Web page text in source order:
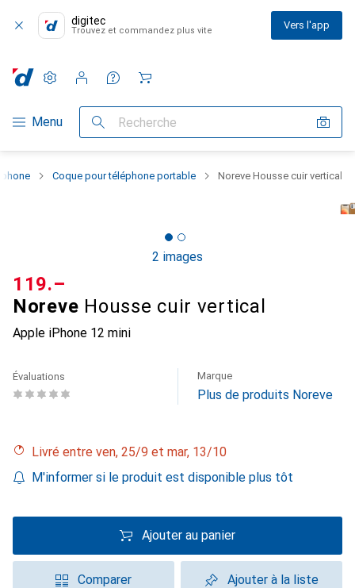
digitec
Trouvez et commandez plus vite Vers l'app
Navigation par catégorie
Menu Recherche
Paramètres
Compte client
Listes de comparaison
Listes d'envies
Panier
Coque pour téléphone portable Noreve Housse cuir vertical
2 images
Noreve Housse cuir vertical
Apple iPhone 12 mini
CHF
119.–
Évaluations Marque
Plus de produits Noreve
Livré entre ven, 25/9 et mar, 13/10
M'informer si le produit est disponible plus tôt
Ajouter au panier
Comparer Ajouter à la liste